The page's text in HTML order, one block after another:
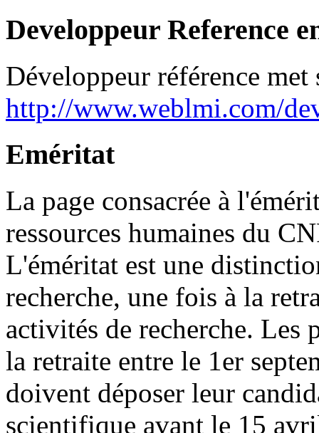
Developpeur Reference
Développeur référence
http://www.weblmi.com/
Eméritat
La page consacrée à
ressources humaines du
L'éméritat est une
recherche, une fois à la
activités de recherche. Les
la retraite entre le 1er
doivent déposer leur
scientifique avant le 15